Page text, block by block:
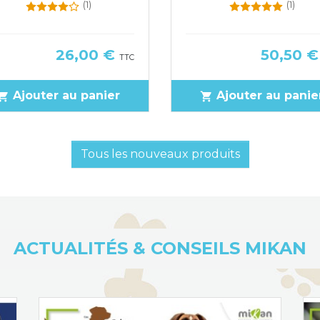
(1)
Prix
26,00 € TTC
Ajouter au panier
(1)
Prix
50,50 €
shopping_cart Ajouter au
Tous les nouveaux produits
ACTUALITÉS & CONSEILS MIKAN